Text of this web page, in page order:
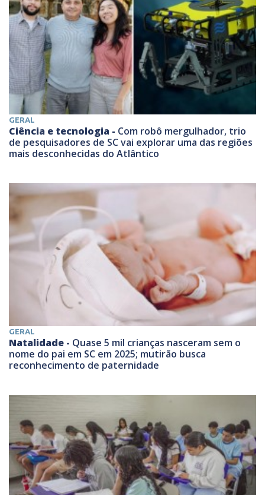
GERAL
Ciência e tecnologia - Com robô mergulhador, trio
de pesquisadores de SC vai explorar uma das regiões
mais desconhecidas do Atlântico
GERAL
Natalidade - Quase 5 mil crianças nasceram sem o
nome do pai em SC em 2025; mutirão busca
reconhecimento de paternidade